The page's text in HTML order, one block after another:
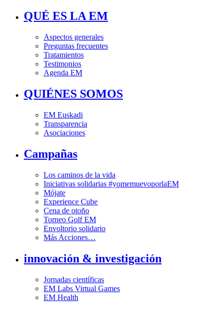
QUÉ ES LA EM
Aspectos generales
Preguntas frecuentes
Tratamientos
Testimonios
Agenda EM
QUIÉNES SOMOS
EM Euskadi
Transparencia
Asociaciones
Campañas
Los caminos de la vida
Iniciativas solidarias #yomemuevoporlaEM
Mójate
Experience Cube
Cena de otoño
Torneo Golf EM
Envoltorio solidario
Más Acciones…
innovación & investigación
Jornadas científicas
EM Labs Virtual Games
EM Health